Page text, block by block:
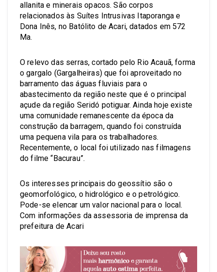
allanita e minerais opacos. São corpos
relacionados às Suítes Intrusivas Itaporanga e
Dona Inês, no Batólito de Acari, datados em 572
Ma.
O relevo das serras, cortado pelo Rio Acauã, forma
o gargalo (Gargalheiras) que foi aproveitado no
barramento das águas fluviais para o
abastecimento da região neste que é o principal
açude da região Seridó potiguar. Ainda hoje existe
uma comunidade remanescente da época da
construção da barragem, quando foi construída
uma pequena vila para os trabalhadores.
Recentemente, o local foi utilizado nas filmagens
do filme “Bacurau”.
Os interesses principais do geossítio são o
geomorfológico, o hidrológico e o petrológico.
Pode-se elencar um valor nacional para o local.
Com informações da assessoria de imprensa da
prefeitura de Acari